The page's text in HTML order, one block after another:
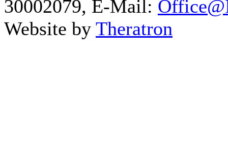
30002079, E-Mail:
Website by Theratron